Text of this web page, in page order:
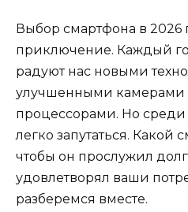
Выбор смартфона в 2026
приключение. Каждый
радуют нас новыми
улучшенными
процессорами. Но среди
легко запутаться. Какой
чтобы он прослужил
удовлетворял ваши
разберемся вместе.